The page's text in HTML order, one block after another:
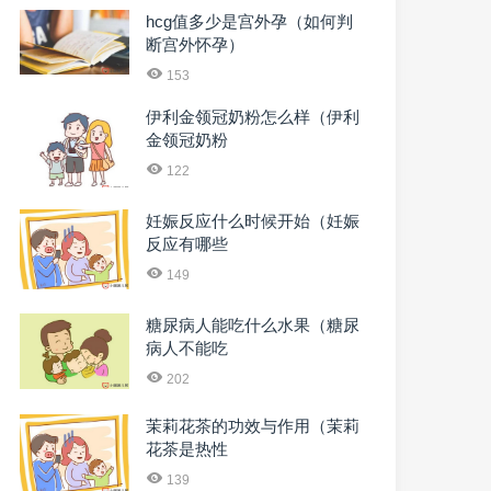
hcg值多少是宫外孕（如何判
断宫外怀孕）
153
伊利金领冠奶粉怎么样（伊利
金领冠奶粉
122
妊娠反应什么时候开始（妊娠
反应有哪些
149
糖尿病人能吃什么水果（糖尿
病人不能吃
202
茉莉花茶的功效与作用（茉莉
花茶是热性
139